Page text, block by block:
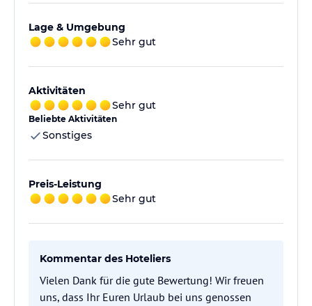
Lage & Umgebung
Sehr gut
Aktivitäten
Sehr gut
Beliebte Aktivitäten
Sonstiges
Preis-Leistung
Sehr gut
Kommentar des Hoteliers
Vielen Dank für die gute Bewertung! Wir freuen
uns, dass Ihr Euren Urlaub bei uns genossen